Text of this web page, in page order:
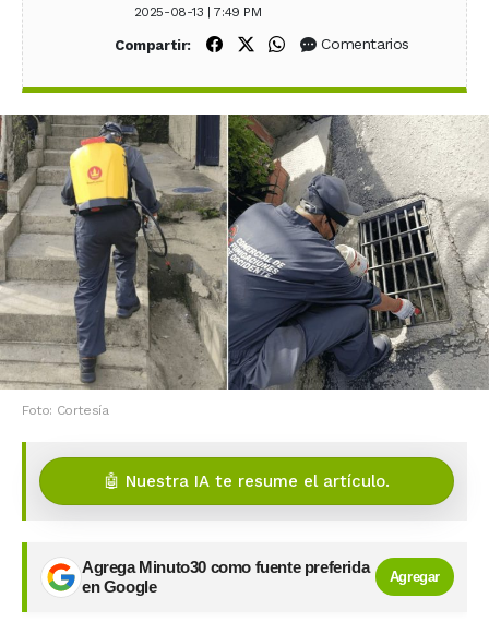
2025-08-13 | 7:49 PM
Compartir: Compartir en Facebook
Compartir en X (Twitter)
Compartir en WhatsApp
Comentarios
Foto: Cortesía
🤖 Nuestra IA te resume el artículo.
Agrega Minuto30 como fuente preferida
en Google
Agregar